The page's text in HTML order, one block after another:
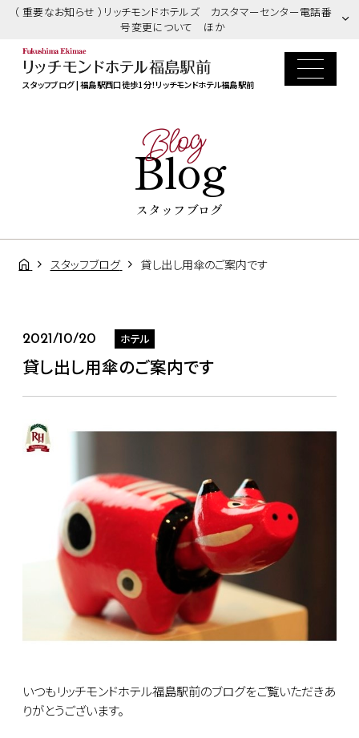
（ 重要なお知らせ ）リッチモンドホテルズ カスタマーセンター電話番
号変更について ほか
スタッフブログ | 福島駅西口徒歩1分！リッチモンドホテル福島駅前
Blog
Blog
スタッフブログ
スタッフブログ 貸し出し用傘のご案内です
2021/10/20 ホテル
貸し出し用傘のご案内です
いつもリッチモンドホテル福島駅前のブログをご覧いただきあ
りがとうございます。